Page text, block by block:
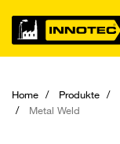
Home Produkte
Metal Weld